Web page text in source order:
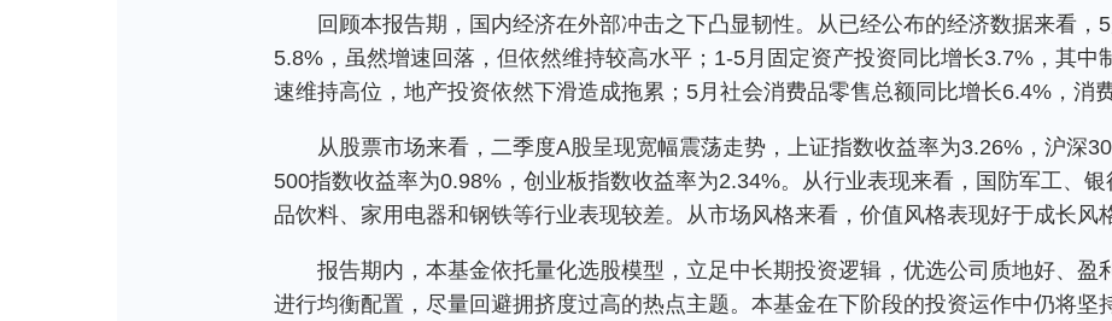
回顾本报告期，国内经济在外部冲击之下凸显韧性。从已经公布的经济数据来看，
5.8%，虽然增速回落，但依然维持较高水平；1-5月固定资产投资同比增长3.7%，其中
速维持高位，地产投资依然下滑造成拖累；5月社会消费品零售总额同比增长6.4%，消
从股票市场来看，二季度A股呈现宽幅震荡走势，上证指数收益率为3.26%，沪深
500指数收益率为0.98%，创业板指数收益率为2.34%。从行业表现来看，国防军工、
品饮料、家用电器和钢铁等行业表现较差。从市场风格来看，价值风格表现好于成长风
报告期内，本基金依托量化选股模型，立足中长期投资逻辑，优选公司质地好、盈
进行均衡配置，尽量回避拥挤度过高的热点主题。本基金在下阶段的投资运作中仍将坚